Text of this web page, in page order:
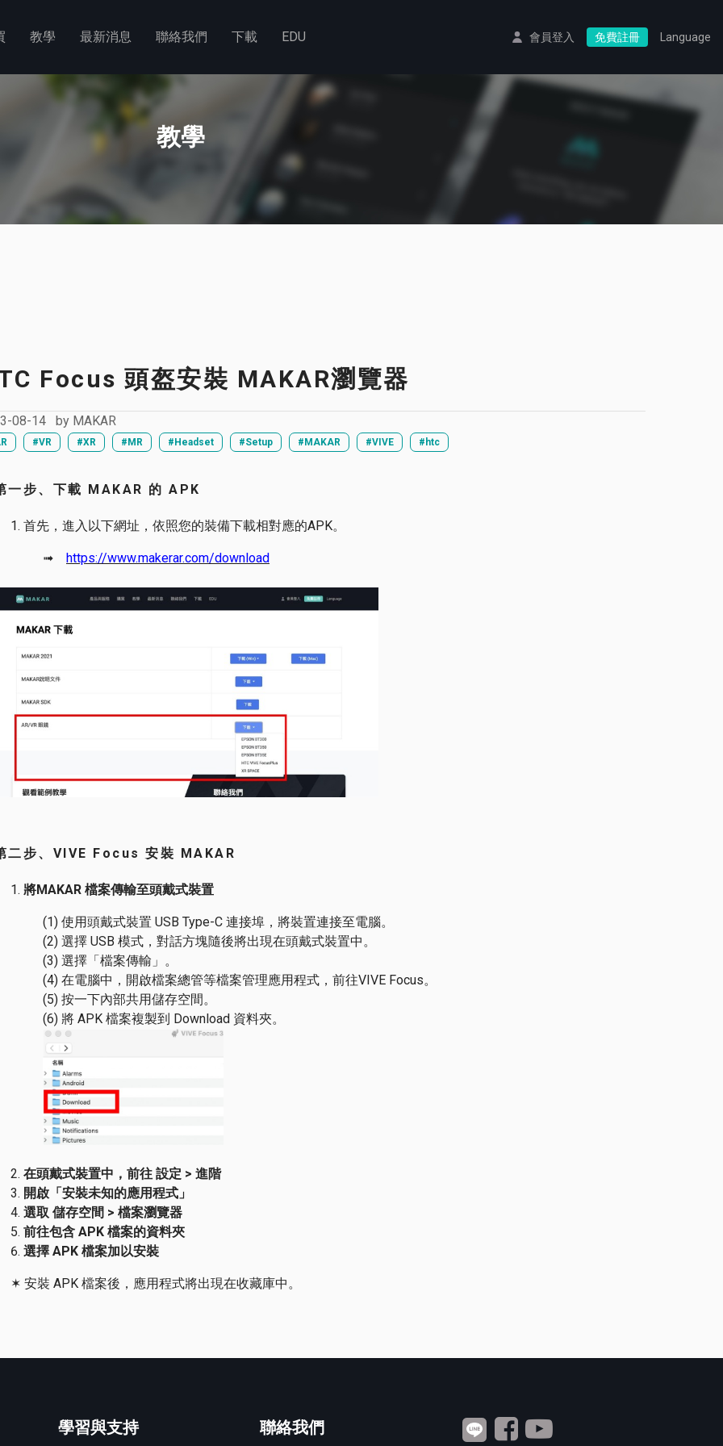
教學 最新消息 聯絡我們 下載 EDU 會員登入 免費註冊 Language
教學
Focus 頭盔安裝 MAKAR瀏覽器
08-14 by MAKAR
#VR #XR #MR #Headset #Setup #MAKAR #VIVE #htc
步、下載 MAKAR 的 APK
首先，進入以下網址，依照您的裝備下載相對應的APK。
➟ https://www.makerar.com/download
二步、VIVE Focus 安裝 MAKAR
將MAKAR 檔案傳輸至頭戴式裝置
(1) 使用頭戴式裝置 USB Type-C 連接埠，將裝置連接至電腦。
(2) 選擇 USB 模式，對話方塊隨後將出現在頭戴式裝置中。
(3) 選擇「檔案傳輸」。
(4) 在電腦中，開啟檔案總管等檔案管理應用程式，前往VIVE Focus。
(5) 按一下內部共用儲存空間。
(6) 將 APK 檔案複製到 Download 資料夾。
在頭戴式裝置中，前往 設定 > 進階
開啟「安裝未知的應用程式」
選取 儲存空間 > 檔案瀏覽器
前往包含 APK 檔案的資料夾
選擇 APK 檔案加以安裝
✶ 安裝 APK 檔案後，應用程式將出現在收藏庫中。
學習與支持 聯絡我們